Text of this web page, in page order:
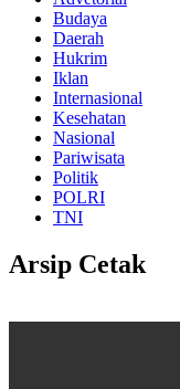
Budaya
Daerah
Hukrim
Iklan
Internasional
Kesehatan
Nasional
Pariwisata
Politik
POLRI
TNI
Arsip Cetak